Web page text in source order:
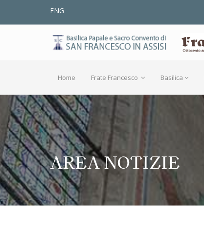
ENG
Home Frate Francesco Basilica
AREA NOTIZIE